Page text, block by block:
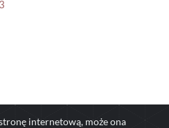
internetową, może ona